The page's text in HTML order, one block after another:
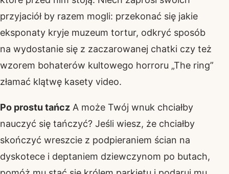
przyjaciół by razem mogli: przekonać się jakie
eksponaty kryje muzeum tortur, odkryć sposób
na wydostanie się z zaczarowanej chatki czy też
wzorem bohaterów kultowego horroru „The ring”
złamać klątwę kasety video.
Po prostu tańcz A może Twój wnuk chciałby
nauczyć się tańczyć? Jeśli wiesz, że chciałby
skończyć wreszcie z podpieraniem ścian na
dyskotece i deptaniem dziewczynom po butach,